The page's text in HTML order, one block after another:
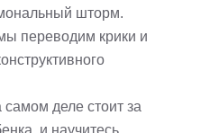
шторм.
переводим крики и
деле стоит за
и научитесь